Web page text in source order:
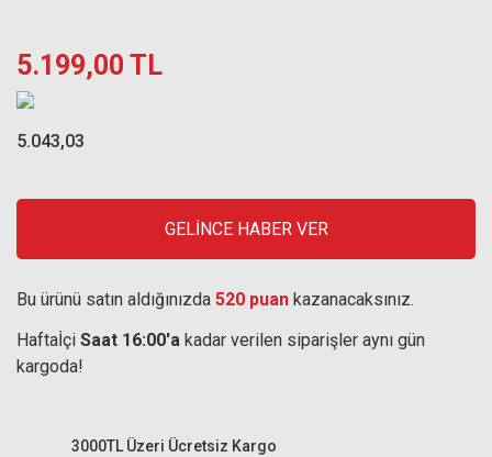
5.199,00 TL
5.043,03
GELİNCE HABER VER
Bu ürünü satın aldığınızda 520 puan kazanacaksınız.
Haftaİçi Saat 16:00'a kadar verilen siparişler aynı gün
kargoda!
3000TL Üzeri Ücretsiz Kargo